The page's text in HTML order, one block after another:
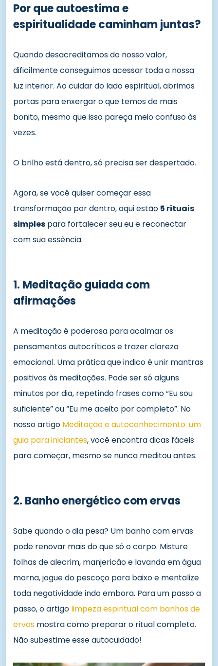
Por que autoestima e
espiritualidade caminham juntas?
Quando desacreditamos do nosso valor,
dificilmente conseguimos acessar toda a nossa
luz interior. Ao cuidar do lado espiritual, abrimos
portas para enxergar o que temos de mais
bonito, mesmo que isso pareça meio confuso às
vezes.
O brilho está dentro, só precisa ser despertado.
Agora, se você quiser começar essa
transformação por dentro, aqui estão 5 rituais
simples para fortalecer seu eu e reconectar
com sua essência.
1. Meditação guiada com
afirmações
A meditação é poderosa para acalmar os
pensamentos autocríticos e trazer clareza
emocional. Uma prática que indico é unir mantras
positivos às meditações. Pode ser só alguns
minutos por dia, repetindo frases como “Eu sou
suficiente” ou “Eu me aceito por completo”. No
nosso artigo Meditação e autoconhecimento: um
guia para iniciantes, você encontra dicas fáceis
para começar, mesmo se nunca meditou antes.
2. Banho energético com ervas
Sabe quando o dia pesa? Um banho com ervas
pode renovar mais do que só o corpo. Misture
folhas de alecrim, manjericão e lavanda em água
morna, jogue do pescoço para baixo e mentalize
toda negatividade indo embora. Para um passo a
passo, o artigo limpeza espiritual com banhos de
ervas mostra como preparar o ritual completo.
Não subestime esse autocuidado!